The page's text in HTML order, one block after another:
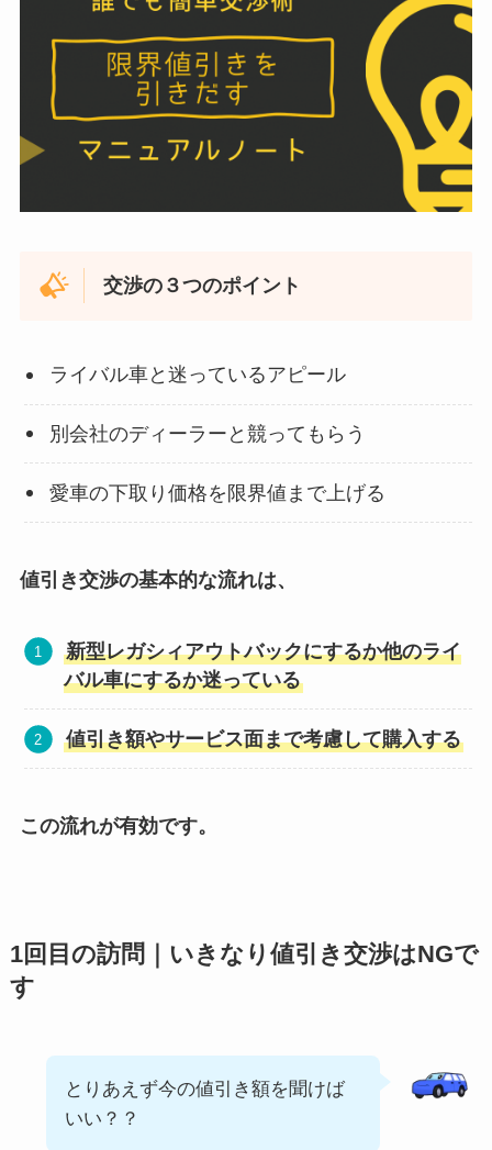
交渉の３つのポイント
ライバル車と迷っているアピール
別会社のディーラーと競ってもらう
愛車の下取り価格を限界値まで上げる
値引き交渉の基本的な流れは、
新型レガシィアウトバックにするか他のライ
バル車にするか迷っている
値引き額やサービス面まで考慮して購入する
この流れが有効です。
1回目の訪問｜いきなり値引き交渉はNGで
す
とりあえず今の値引き額を聞けば
いい？？